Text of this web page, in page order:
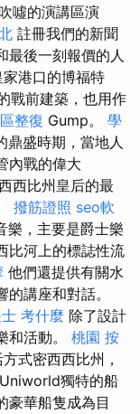
噓的演講區演
註冊我們的新聞
最後一刻報價的人
港口的博福特
戰前建築，也用作
整復 Gump。 學
鼎盛時期，當地人
內戰的偉大
西比州皇后的最
撥筋證照 seo軟
樂，主要是爵士樂
比河上的標誌性流
他們還提供有關水
講座和對話。
考什麼 除了設計
和活動。 桃園 按
式密西西比州，
獨特的船
豪華船隻成為目